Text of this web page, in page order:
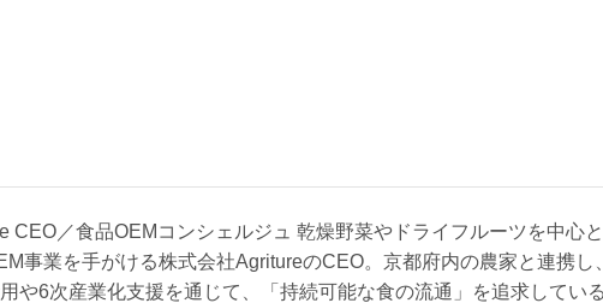
CEO／食品OEMコンシェルジュ 乾燥野菜やドライフルーツを中心
事業を手がける株式会社AgritureのCEO。京都府内の農家と連携し
や6次産業化支援を通じて、「持続可能な食の流通」を追求してい